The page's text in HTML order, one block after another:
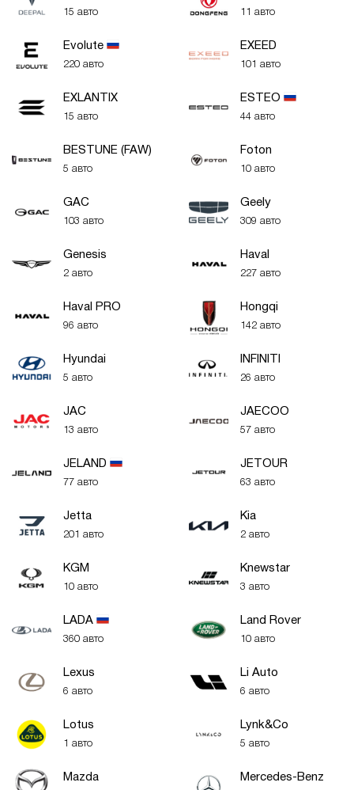
15 авто 11 авто
Evolute
220 авто
EXEED
101 авто
EXLANTIX
15 авто
ESTEO
44 авто
BESTUNE (FAW)
5 авто
Foton
10 авто
GAC
103 авто
Geely
309 авто
Genesis
2 авто
Haval
227 авто
Haval PRO
96 авто
Hongqi
142 авто
Hyundai
5 авто
INFINITI
26 авто
JAC
13 авто
JAECOO
57 авто
JELAND
77 авто
JETOUR
63 авто
Jetta
201 авто
Kia
2 авто
KGM
10 авто
Knewstar
3 авто
LADA
360 авто
Land Rover
10 авто
Lexus
6 авто
Li Auto
6 авто
Lotus
1 авто
Lynk&Co
5 авто
Mazda Mercedes-Benz